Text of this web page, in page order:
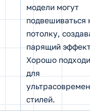
модели могут
подвешиваться
потолку,
парящий
Хорошо
для
стилей.